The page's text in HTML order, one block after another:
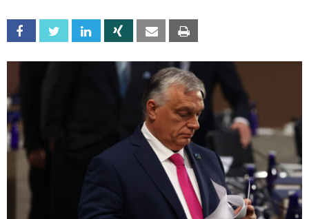
Facebook Twitter Linkedin Xing Email